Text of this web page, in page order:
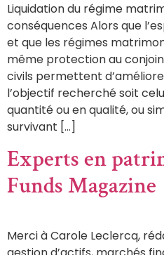
Liquidation du régime
conséquences Alors que
et que les régimes
même protection au
civils permettent
l’objectif recherché soit
quantité ou en qualité, ou
survivant […]
Experts en
Funds Magazine
Merci à Carole Leclercq,